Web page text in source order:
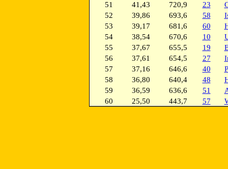
51
41,43 720,9 23
52
39,86 693,6 58
53
39,17 681,6 60
54
38,54 670,6 10
55
37,67 655,5 19
56
37,61 654,5 27
57
37,16 646,6 40
58
36,80 640,4 48
59
36,59 636,6 51
60
25,50 443,7 57